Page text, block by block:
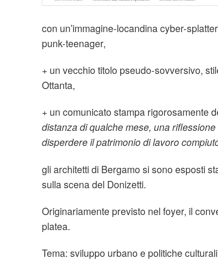
con un’immagine-locandina cyber-
punk-teenager,
+ un vecchio titolo pseudo-sovversivo,
Ottanta,
+ un comunicato stampa rigorosamente
distanza di qualche mese, una
disperdere il patrimonio di lavoro
gli architetti di Bergamo si sono esposti
sulla scena del Donizetti.
Originariamente previsto nel foyer, il
platea.
Tema: sviluppo urbano e politiche